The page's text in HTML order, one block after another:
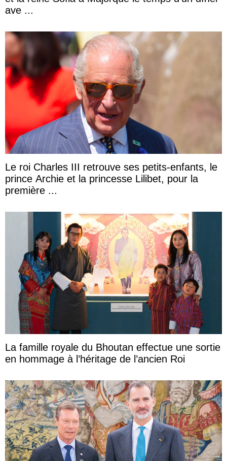
ave ...
Le roi Charles III retrouve ses petits-enfants, le
prince Archie et la princesse Lilibet, pour la
première ...
La famille royale du Bhoutan effectue une sortie
en hommage à l’héritage de l’ancien Roi